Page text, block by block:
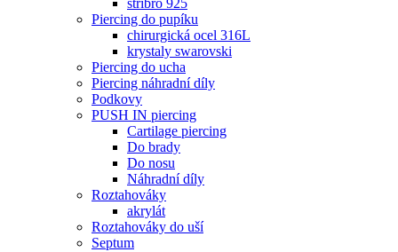
stříbro 925
Piercing do pupíku
chirurgická ocel 316L
krystaly swarovski
Piercing do ucha
Piercing náhradní díly
Podkovy
PUSH IN piercing
Cartilage piercing
Do brady
Do nosu
Náhradní díly
Roztahováky
akrylát
Roztahováky do uší
Septum